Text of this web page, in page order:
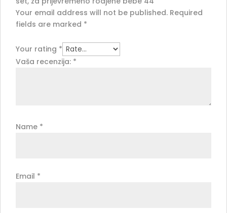
Your email address will not be published. Required
fields are marked *
Your rating *
Vaša recenzija: *
Name *
Email *